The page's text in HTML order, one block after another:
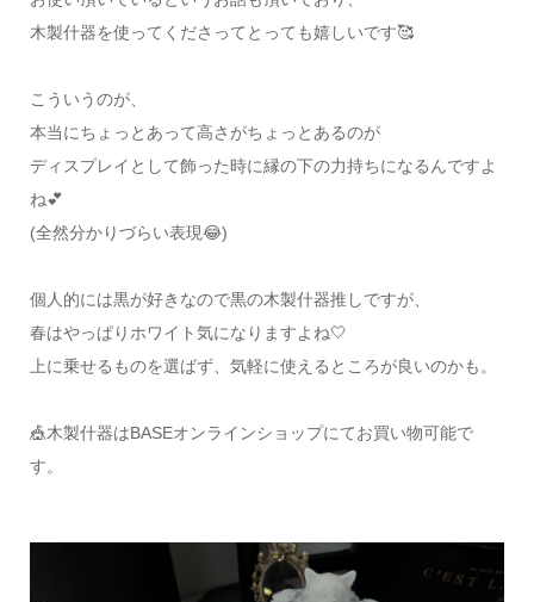
木製什器を使ってくださってとっても嬉しいです🥰
こういうのが、
本当にちょっとあって高さがちょっとあるのが
ディスプレイとして飾った時に縁の下の力持ちになるんですよ
ね💕
(全然分かりづらい表現😂)
個人的には黒が好きなので黒の木製什器推しですが、
春はやっぱりホワイト‎気になりますよね🤍
上に乗せるものを選ばず、気軽に使えるところが良いのかも。
🎪木製什器はBASEオンラインショップにてお買い物可能で
す。